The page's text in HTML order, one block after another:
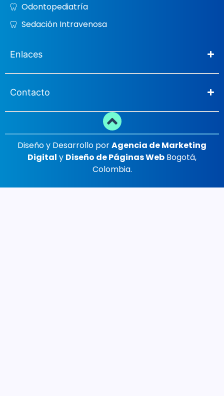
Odontopediatría
Sedación Intravenosa
Enlaces
Contacto
Diseño y Desarrollo porAgencia de Marketing
Digital y Diseño de Páginas Web Bogotá,
Colombia.